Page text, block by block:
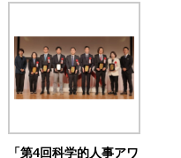
「第4回科学的人事アワ